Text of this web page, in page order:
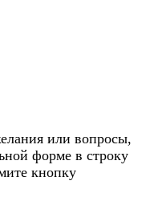
или вопросы,
форме в строку
кнопку